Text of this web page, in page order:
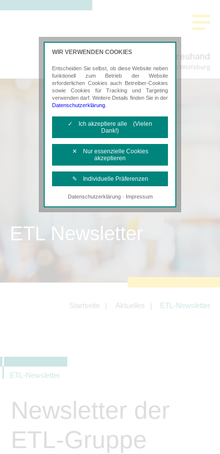
Aller Treuhand
Steuerberatung in Wolfsburg
ETL Newsletter
Startseite Aktuelles ETL-Newsletter
ETL-Newsletter
Newsletter der
ETL-Gruppe
WIR VERWENDEN COOKIES
Entscheiden Sie selbst, ob diese Website neben
funktionell zum Betrieb der Website
erforderlichen Cookies auch Betreiber-Cookies
sowie Cookies für Tracking und Targeting
verwenden darf. Weitere Details finden Sie in der
Datenschutzerklärung
✓ Ich akzeptiere alle (Vielen
Dank!)
✕ Nur essenzielle Cookies
akzeptieren
✎ Individuelle Präferenzen
Notwendige Cookies
Diese Cookies sind erforderlich, um die
Tracking- und Targeting-Cookies
Angebotes einschließlich der
Angeboten von z.B. Facebook und
LinkedIn.
Datenschutzerklärung· Impressum